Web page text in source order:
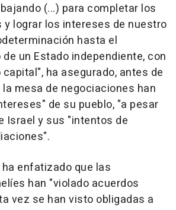
(...) para completar los
lograr los intereses de nuestro
hasta el
un Estado independiente, con
ha asegurado, antes de
mesa de negociaciones han
de su pueblo, "a pesar
Israel y sus "intentos de
enfatizado que las
han "violado acuerdos
vez se han visto obligadas a